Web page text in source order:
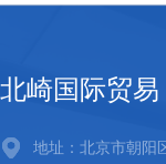
北崎国际贸易
地址：北京市朝阳